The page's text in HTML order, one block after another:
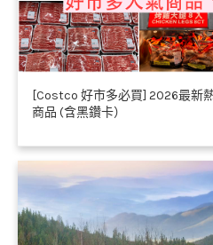
[Costco 好市多必買] 2026最新
商品 (含黑鑽卡）